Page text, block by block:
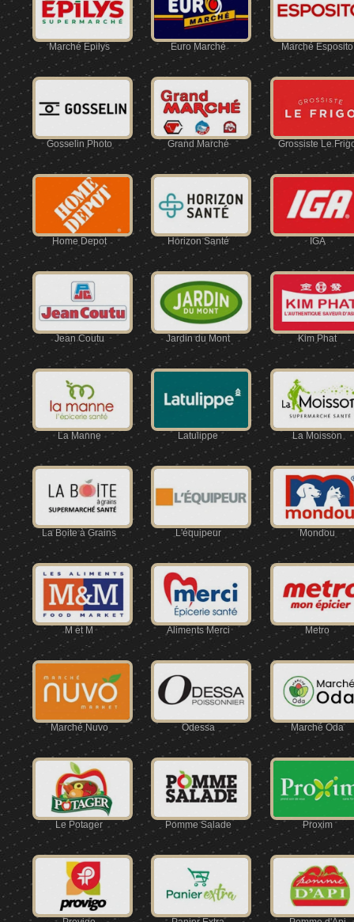
Marché Épilys Euro Marché Marché Esposito
Gosselin Photo Grand Marché Grossiste Le
Home Depot Horizon Santé IGA
Jean Coutu Jardin du Mont Kim Phat
La Manne Latulippe La Moisson
La Boite à Grains L'équipeur Mondou
M et M Aliments Merci Metro
Marché Nuvo Odessa Marché Oda
Le Potager Pomme Salade Proxim